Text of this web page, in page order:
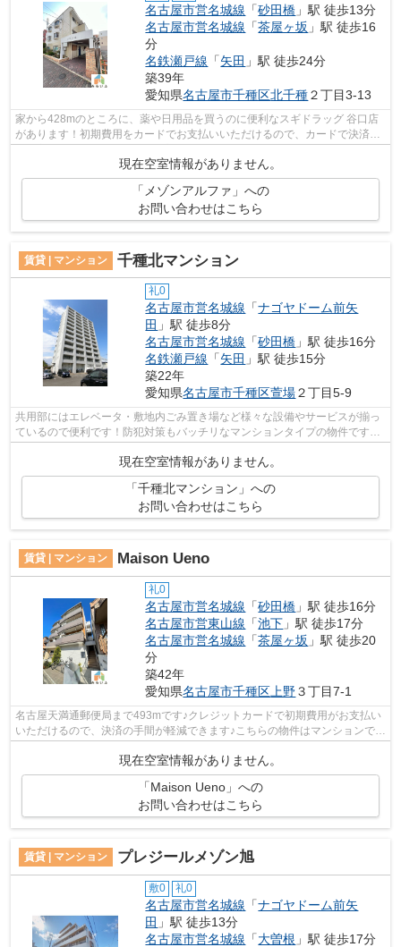
名古屋市営名城線 「砂田橋 」駅 徒歩13分
名古屋市営名城線 「茶屋ヶ坂 」駅 徒歩16
分
名鉄瀬戸線 「矢田 」駅 徒歩24分
築39年
愛知県名古屋市千種区北千種２丁目3-13
家から428mのところに、薬や日用品を買うのに便利なスギドラッグ 谷口店
があります！初期費用をカードでお支払いいただけるので、カードで決済し
たい方にもおすすめです！防犯対策もバ...
現在空室情報がありません。
「メゾンアルファ」への
お問い合わせはこちら
賃貸 | マンション 千種北マンション
礼0
名古屋市営名城線 「ナゴヤドーム前矢
田 」駅 徒歩8分
名古屋市営名城線 「砂田橋 」駅 徒歩16分
名鉄瀬戸線 「矢田 」駅 徒歩15分
築22年
愛知県名古屋市千種区萱場２丁目5-9
共用部にはエレベータ・敷地内ごみ置き場など様々な設備やサービスが揃っ
ているので便利です！防犯対策もバッチリなマンションタイプの物件です！
現在空室情報がありません。
「千種北マンション」への
お問い合わせはこちら
賃貸 | マンション Maison Ueno
礼0
名古屋市営名城線 「砂田橋 」駅 徒歩16分
名古屋市営東山線 「池下 」駅 徒歩17分
名古屋市営名城線 「茶屋ヶ坂 」駅 徒歩20
分
築42年
愛知県名古屋市千種区 上野３丁目7-1
名古屋天満通郵便局まで493mです♪クレジットカードで初期費用がお支払い
いただけるので、決済の手間が軽減できます♪こちらの物件はマンションです
現在空室情報がありません。
「Maison Ueno」への
お問い合わせはこちら
賃貸 | マンション プレジールメゾン旭
敷0 礼0
名古屋市営名城線 「ナゴヤドーム前矢
田 」駅 徒歩13分
名古屋市営名城線 「大曽根 」駅 徒歩17分